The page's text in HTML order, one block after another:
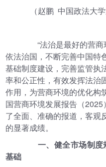
（赵鹏 中国政法大
“法治是最好的营商
依法治国，不断完善中国特
基础制度建设，完善监管执
率和公正性，有效发挥法治
作用，为营商环境的优化构
国营商环境发展报告（
了全面、准确的报道，客观
的显著成绩。
一、健全市场制
基础